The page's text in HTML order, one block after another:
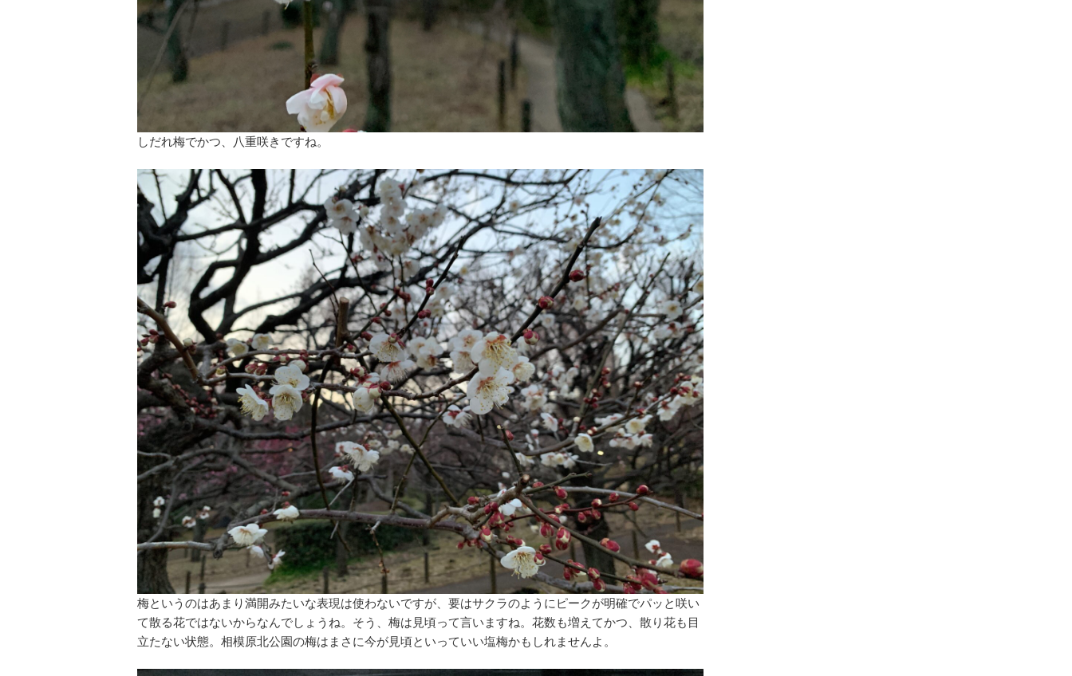
しだれ梅でかつ、八重咲きですね。
梅というのはあまり満開みたいな表現は使わないですが、要はサクラのようにピークが明確でパッと咲い
て散る花ではないからなんでしょうね。そう、梅は見頃って言いますね。花数も増えてかつ、散り花も目
立たない状態。相模原北公園の梅はまさに今が見頃といっていい塩梅かもしれませんよ。